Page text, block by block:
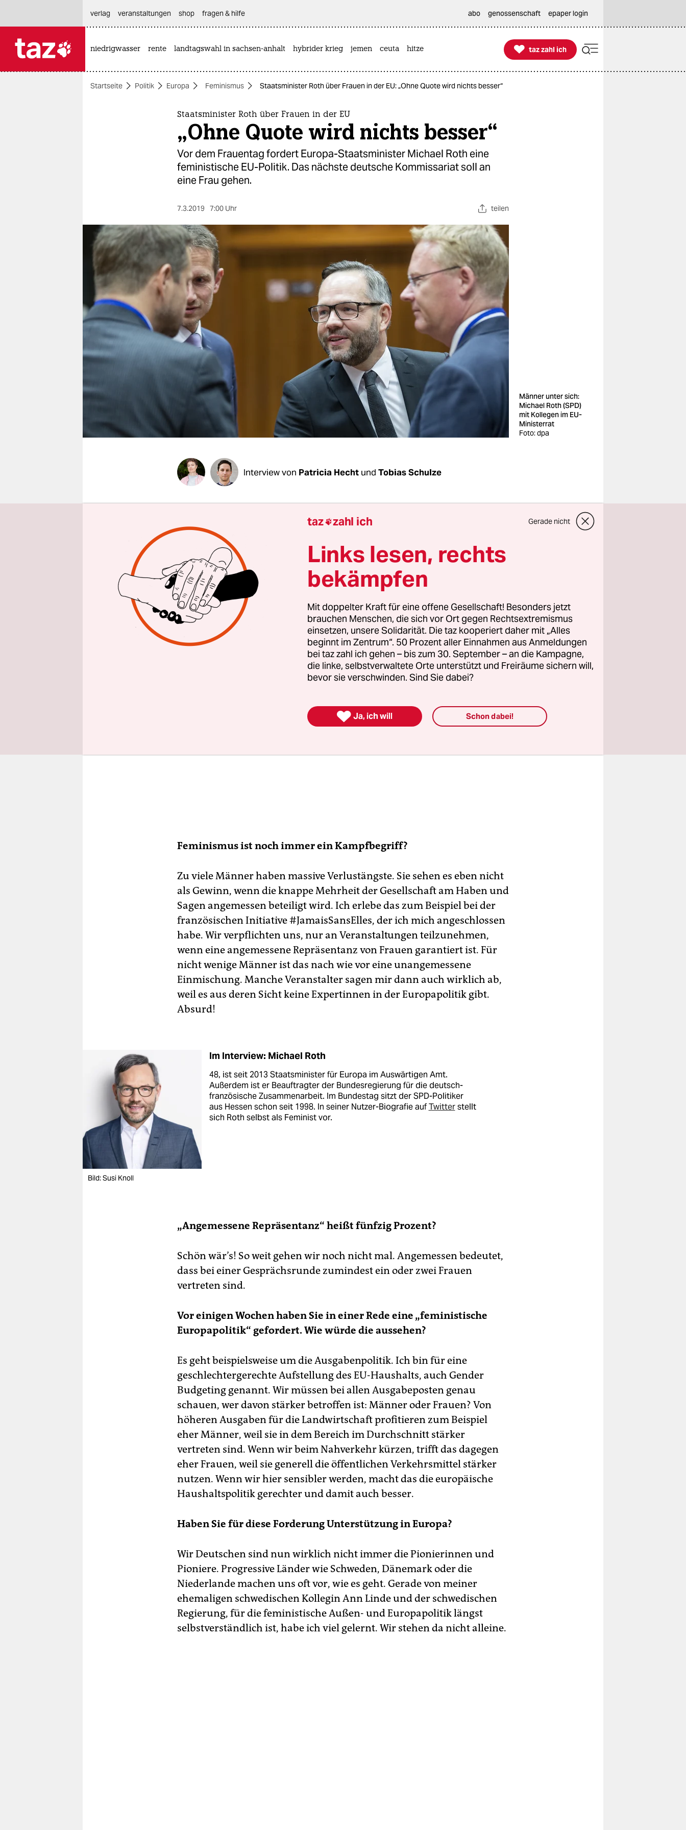
themen
berlin
nord
wahrheit
verlag
verlag
veranstaltungen
shop
abo
genossenschaft
verlag
veranstaltungen shop fragen & hilfe abo genossenschaft epaper login
niedrigwasser rente landtagswahl in sachsen-anhalt hybrider krieg jemen ceuta hitze 
taz zahl ich
taz zahl ich
Startseite Politik Europa Feminismus Staatsminister Roth über Frauen in der EU: „Ohne Quote wird nichts besser“
Staatsminister Roth über Frauen in der EU
„Ohne Quote wird nichts besser“
Vor dem Frauentag fordert Europa-Staatsminister Michael Roth eine
feministische EU-Politik. Das nächste deutsche Kommissariat soll an
eine Frau gehen.
7.3.2019 7:00 Uhr teilen
Männer unter sich:
Michael Roth (SPD)
mit Kollegen im EU-
Ministerrat
Foto: dpa
Interview von Patricia Hecht und Tobias Schulze
taz: Herr Roth, Sie bezeichnen sich als überzeugten Feministen. Was
heißt das für Sie?
Michael Roth: Treffender wäre Aktivist für Geschlechtergerechtigkeit.
Aber den Begriff Feminismus finde ich sehr gut, weil manchen
Männern nach wie vor der Kamm schwillt, wenn sie ihn nur hören.
Feministen sind aus deren Sicht die Anführer der politischen
Korrektheit. Mir gefällt dieser Kampfbegriff. Manchmal geht es ohne
Konfrontation in der politischen Auseinandersetzung nicht.
Feminismus ist noch immer ein Kampfbegriff?
Zu viele Männer haben massive Verlustängste. Sie sehen es eben nicht
als Gewinn, wenn die knappe Mehrheit der Gesellschaft am Haben und
Sagen angemessen beteiligt wird. Ich erlebe das zum Beispiel bei der
französischen Initiative #JamaisSansElles, der ich mich angeschlossen
habe. Wir verpflichten uns, nur an Veranstaltungen teilzunehmen,
wenn eine angemessene Repräsentanz von Frauen garantiert ist. Für
nicht wenige Männer ist das nach wie vor eine unangemessene
Einmischung. Manche Veranstalter sagen mir dann auch wirklich ab,
weil es aus deren Sicht keine Expertinnen in der Europapolitik gibt.
Absurd!
Bild: Susi Knoll
Im Interview: Michael Roth
48, ist seit 2013 Staatsminister für Europa im Auswärtigen Amt.
Außerdem ist er Beauftragter der Bundesregierung für die deutsch-
französische Zusammenarbeit. Im Bundestag sitzt der SPD-Politiker
aus Hessen schon seit 1998. In seiner Nutzer-Biografie aufTwitterstellt
sich Roth selbst als Feminist vor.
„Angemessene Repräsentanz“ heißt fünfzig Prozent?
Schön wär’s! So weit gehen wir noch nicht mal. Angemessen bedeutet,
dass bei einer Gesprächsrunde zumindest ein oder zwei Frauen
vertreten sind.
Vor einigen Wochen haben Sie in einer Rede eine „feministische
Europapolitik“ gefordert. Wie würde die aussehen?
Es geht beispielsweise um die Ausgabenpolitik. Ich bin für eine
geschlechtergerechte Aufstellung des EU-Haushalts, auch Gender
Budgeting genannt. Wir müssen bei allen Ausgabeposten genau
schauen, wer davon stärker betroffen ist: Männer oder Frauen? Von
höheren Ausgaben für die Landwirtschaft profitieren zum Beispiel
eher Männer, weil sie in dem Bereich im Durchschnitt stärker
vertreten sind. Wenn wir beim Nahverkehr kürzen, trifft das dagegen
eher Frauen, weil sie generell die öffentlichen Verkehrsmittel stärker
nutzen. Wenn wir hier sensibler werden, macht das die europäische
Haushaltspolitik gerechter und damit auch besser.
Haben Sie für diese Forderung Unterstützung in Europa?
Wir Deutschen sind nun wirklich nicht immer die Pionierinnen und
Pioniere. Progressive Länder wie Schweden, Dänemark oder die
Niederlande machen uns oft vor, wie es geht. Gerade von meiner
ehemaligen schwedischen Kollegin Ann Linde und der schwedischen
Regierung, für die feministische Außen- und Europapolitik längst
selbstverständlich ist, habe ich viel gelernt. Wir stehen da nicht alleine.
taz zahl ich Gerade nicht
Links lesen, rechts
bekämpfen
Mit doppelter Kraft für eine offene Gesellschaft! Besonders jetzt
brauchen Menschen, die sich vor Ort gegen Rechtsextremismus
einsetzen, unsere Solidarität. Die taz kooperiert daher mit „Alles
beginnt im Zentrum“. 50 Prozent aller Einnahmen aus Anmeldungen
bei taz zahl ich gehen – bis zum 30. September – an die Kampagne,
die linke, selbstverwaltete Orte unterstützt und Freiräume sichern will,
bevor sie verschwinden. Sind Sie dabei?
 Ja, ich will Schon dabei!